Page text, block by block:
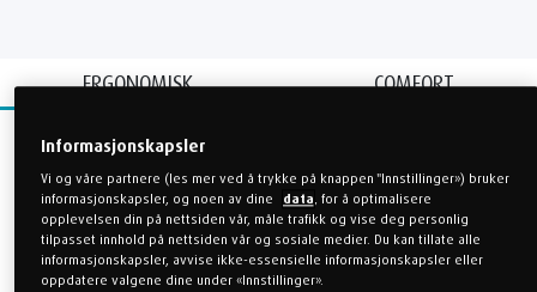
ERGONOMISK COMFORT
Original SC
Ombracio SC Symphony SC
Informasjonskapsler
Vi og våre partnere (les mer ved å trykke på knappen "Innstillinger») bruker
informasjonskapsler, og noen av dine
data, for å optimalisere
opplevelsen din på nettsiden vår, måle trafikk og vise deg personlig
tilpasset innhold på nettsiden vår og sosiale medier. Du kan tillate alle
informasjonskapsler, avvise ikke-essensielle informasjonskapsler eller
oppdatere valgene dine under «Innstillinger».